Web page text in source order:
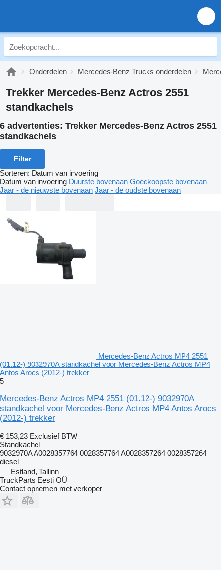
Onderdelen Mercedes-Benz Trucks onderdelen
Trekker Mercedes-Benz Actros 2551
standkachels
6 advertenties: Trekker Mercedes-Benz Actros 2551
standkachels
Filter
Sorteren: Datum van invoering
Datum van invoering Duurste bovenaan Goedkoopste bovenaan
Jaar - de nieuwste bovenaan Jaar - de oudste bovenaan
Mercedes-Benz Actros MP4 2551
(01.12-) 9032970A standkachel voor Mercedes-Benz Actros MP4
Antos Arocs (2012-) trekker
5
Mercedes-Benz Actros MP4 2551 (01.12-) 9032970A
standkachel voor Mercedes-Benz Actros MP4 Antos Arocs
(2012-) trekker
€ 153,23 Exclusief BTW
Standkachel
9032970A A0028357764 0028357764 A0028357264 0028357264
diesel
Estland, Tallinn
TruckParts Eesti OÜ
Contact opnemen met verkoper